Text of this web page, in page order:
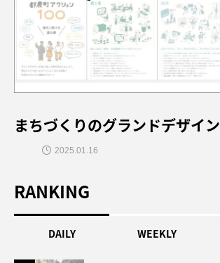
まちづくりのグランドデザイン
2025.01.16
RANKING
DAILY WEEKLY